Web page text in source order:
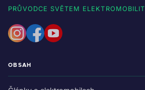
PRŮVODCE SVĚTEM
OBSAH